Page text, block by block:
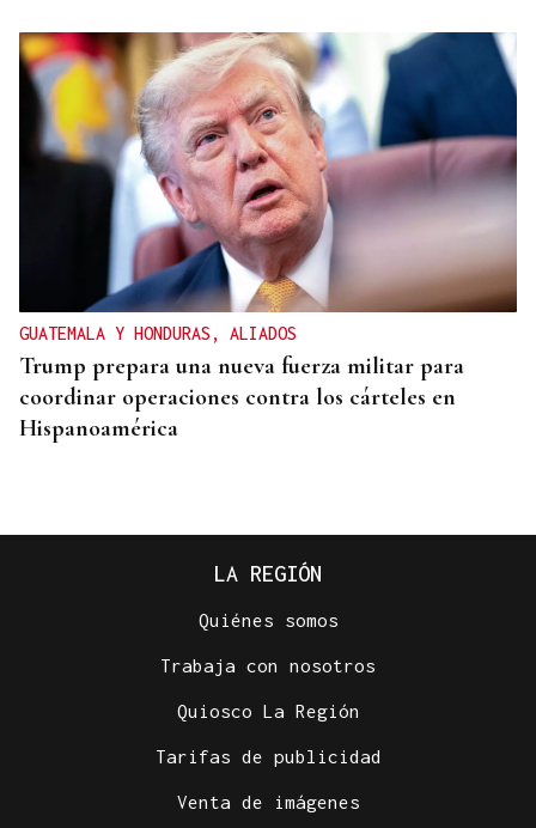
GUATEMALA Y HONDURAS, ALIADOS
Trump prepara una nueva fuerza militar para
coordinar operaciones contra los cárteles en
Hispanoamérica
Accidente múltiple en la AP-9: cinco coches
LA REGIÓN
Quiénes somos
Trabaja con nosotros
Quiosco La Región
Tarifas de publicidad
Venta de imágenes